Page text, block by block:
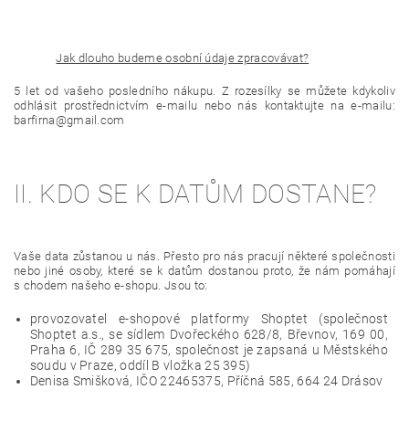
Jak dlouho budeme osobní údaje zpracovávat?
5 let od vašeho posledního nákupu. Z rozesílky se můžete kdykoliv
odhlásit prostřednictvím e-mailu nebo nás kontaktujte na e-mailu:
barfirna@gmail.com
II. KDO SE K DATŮM DOSTANE?
Vaše data zůstanou u nás. Přesto pro nás pracují některé společnosti
nebo jiné osoby, které se k datům dostanou proto, že nám pomáhají
s chodem našeho e-shopu. Jsou to:
provozovatel e-shopové platformy Shoptet (společnost
Shoptet a.s., se sídlem Dvořeckého 628/8, Břevnov, 169 00,
Praha 6, IČ 289 35 675, společnost je zapsaná u Městského
soudu v Praze, oddíl B vložka 25 395)
Denisa Smišková, IČO 22465375, Příčná 585, 664 24 Drásov